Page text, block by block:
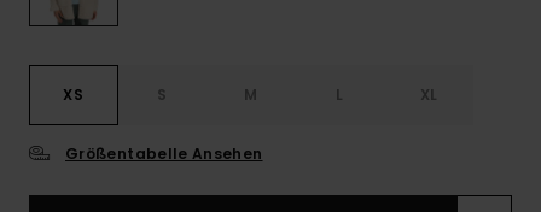
XS S M L XL
Größentabelle Ansehen